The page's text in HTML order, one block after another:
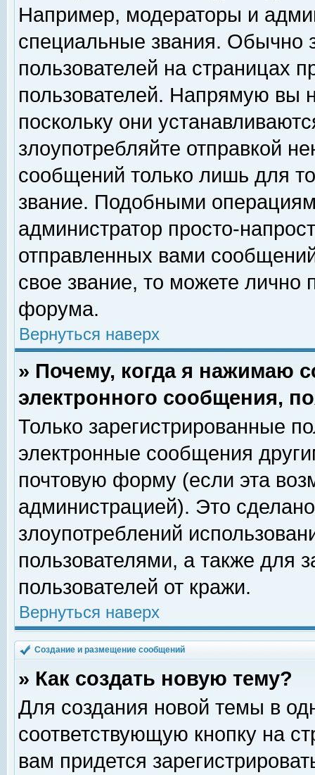
Например, модераторы и
специальные звания. Обычно
пользователей на страницах
пользователей. Напрямую вы
поскольку они
злоупотребляйте отправкой
сообщений только лишь для
звание. Подобными
администратор просто-
отправленных вами
свое звание, то можете лично
форума.
Вернуться наверх
» Почему, когда я нажимаю
электронного сообщения,
Только зарегистрированные
электронные сообщения
почтовую форму (если эта
администрацией). Это
злоупотреблений
пользователями, а также для
пользователей от кражи.
Вернуться наверх
Создание и размещение сообщений
» Как создать новую тему?
Для создания новой темы в
соответствующую кнопку на
вам придется